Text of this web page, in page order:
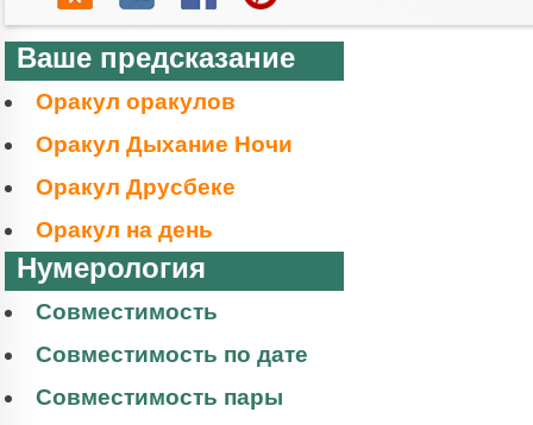
Ваше предсказание
Оракул оракулов
Оракул Дыхание Ночи
Оракул Друсбеке
Оракул на день
Нумерология
Совместимость
Совместимость по дате
Совместимость пары